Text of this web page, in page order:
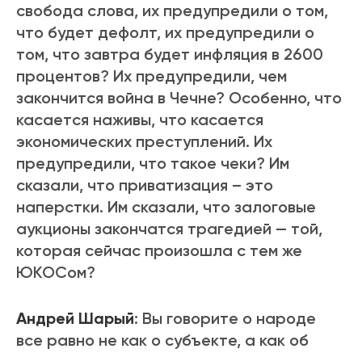
свобода слова, их предупредили о том,
что будет дефолт, их предупредили о
том, что завтра будет инфляция в 2600
процентов? Их предупредили, чем
закончится война в Чечне? Особенно, что
касается наживы, что касается
экономических преступлений. Их
предупредили, что такое чеки? Им
сказали, что приватизация – это
наперстки. Им сказали, что залоговые
аукционы закончатся трагедией — той,
которая сейчас произошла с тем же
ЮКОСом?
Андрей Шарый: Вы говорите о народе
все равно не как о субъекте, а как об